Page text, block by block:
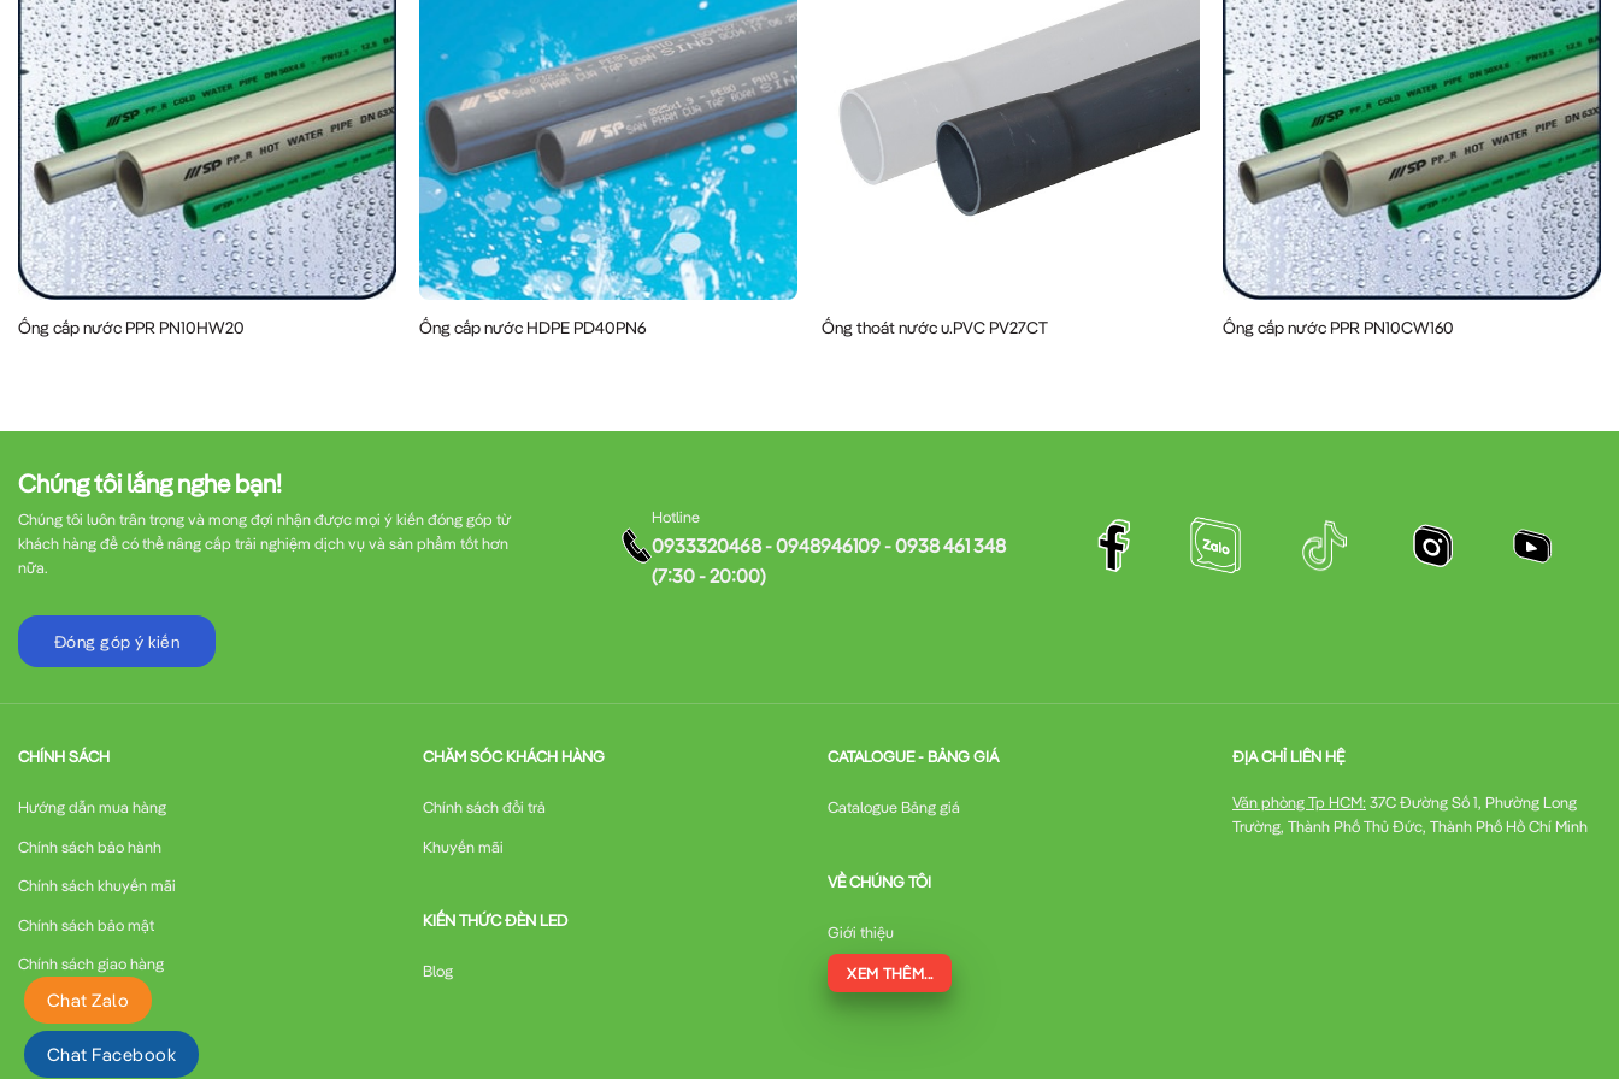
Ống cấp nước PPR PN10HW20 Ống cấp nước HDPE PD40PN6 Ống thoát nước u.PVC PV27CT Ống cấp nước PPR PN10CW160
Chúng tôi lắng nghe bạn!
Chúng tôi luôn trân trọng và mong đợi nhận được mọi ý kiến đóng góp từ
khách hàng để có thể nâng cấp trải nghiệm dịch vụ và sản phẩm tốt hơn
nữa.
Đóng góp ý kiến
Hotline
0933320468 - 0948946109 - 0938 461 348
(7:30 - 20:00)
CHÍNH SÁCH
Hướng dẫn mua hàng
Chính sách bảo hành
Chính sách khuyến mãi
Chính sách bảo mật
Chính sách giao hàng
CHĂM SÓC KHÁCH HÀNG
Chính sách đổi trả
Khuyến mãi
KIẾN THỨC ĐÈN LED
Blog
CATALOGUE - BẢNG GIÁ
Catalogue Bảng giá
VỀ CHÚNG TÔI
Giới thiệu
XEM THÊM...
ĐỊA CHỈ LIÊN HỆ
Văn phòng Tp HCM: 37C Đường Số 1, Phường Long
Trường, Thành Phố Thủ Đức, Thành Phố Hồ Chí Minh
Chat Zalo
Chat Facebook